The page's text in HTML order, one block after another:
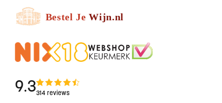
9.3314 reviews